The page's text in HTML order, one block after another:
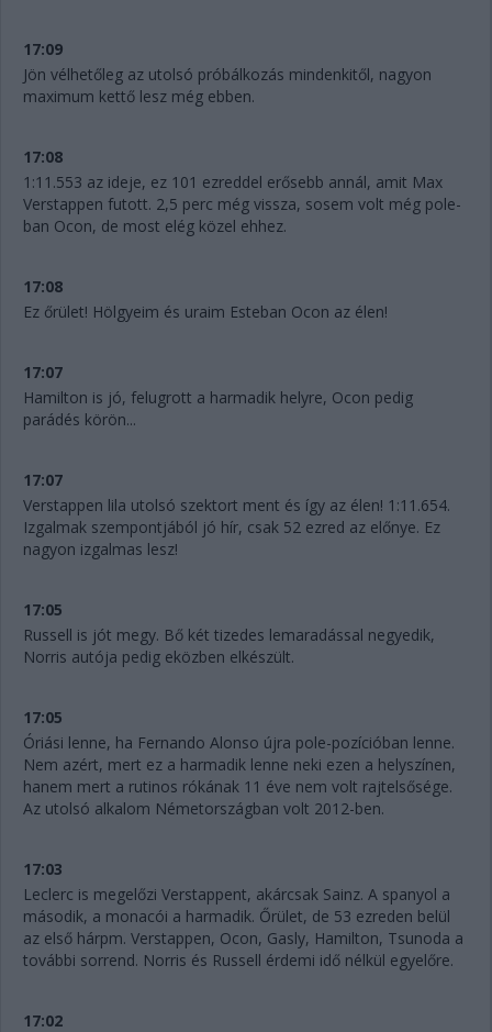
17:09
Jön vélhetőleg az utolsó próbálkozás mindenkitől, nagyon
maximum kettő lesz még ebben.
17:08
1:11.553 az ideje, ez 101 ezreddel erősebb annál, amit Max
Verstappen futott. 2,5 perc még vissza, sosem volt még pole-
ban Ocon, de most elég közel ehhez.
17:08
Ez őrület! Hölgyeim és uraim Esteban Ocon az élen!
17:07
Hamilton is jó, felugrott a harmadik helyre, Ocon pedig
parádés körön...
17:07
Verstappen lila utolsó szektort ment és így az élen! 1:11.654.
Izgalmak szempontjából jó hír, csak 52 ezred az előnye. Ez
nagyon izgalmas lesz!
17:05
Russell is jót megy. Bő két tizedes lemaradással negyedik,
Norris autója pedig eközben elkészült.
17:05
Óriási lenne, ha Fernando Alonso újra pole-pozícióban lenne.
Nem azért, mert ez a harmadik lenne neki ezen a helyszínen,
hanem mert a rutinos rókának 11 éve nem volt rajtelsősége.
Az utolsó alkalom Németországban volt 2012-ben.
17:03
Leclerc is megelőzi Verstappent, akárcsak Sainz. A spanyol a
második, a monacói a harmadik. Őrület, de 53 ezreden belül
az első hárpm. Verstappen, Ocon, Gasly, Hamilton, Tsunoda a
további sorrend. Norris és Russell érdemi idő nélkül egyelőre.
17:02